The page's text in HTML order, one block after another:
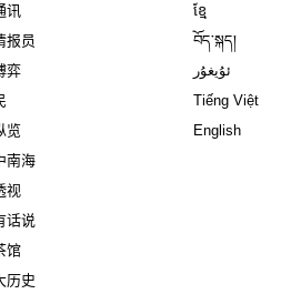
讯
报员
弈
览
南海
视
话说
馆
历史
ខ្មែ
བོད་སྐད།
ئۇيغۇر
Tiếng Việt
English